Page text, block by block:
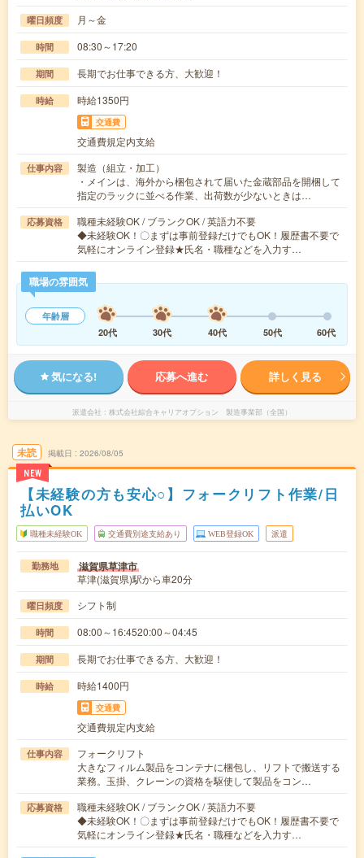
曜日頻度 月～金
時間 08:30～17:20
期間 長期でお仕事できる方、大歓迎！
時給 時給1350円
交通費
交通費規定内支給
仕事内容
製造（組立・加工）
・メインは、海外から梱包されて届いた金蔵部品を開梱して
指定のラックに並べる作業、出荷数が少ないときは…
応募資格
職種未経験OK / ブランクOK / 英語力不要
◆未経験OK！〇まずは事前登録だけでもOK！履歴書不要で
気軽にオンライン登録★氏名・職種などを入力す…
職場の雰囲気
年齢層
20代
30代 40代 50代 60代
気になる! 応募へ進む 詳しく見る
派遣会社 株式会社綜合キャリアオプション 製造事業部（全国）
未読
NEW
掲載日 2026/08/05
【未経験の方も安心○】フォークリフト作業/日
払いOK
職種未経験OK 交通費別途支給あり WEB登録OK 派遣
勤務地 滋賀県草津市
草津(滋賀県)駅から車20分
曜日頻度 シフト制
時間 08:00～16:4520:00～04:45
期間 長期でお仕事できる方、大歓迎！
時給 時給1400円
交通費
交通費規定内支給
仕事内容
フォークリフト
大きなフィルム製品をコンテナに梱包し、リフトで搬送する
業務。玉掛、クレーンの資格を駆使して製品をコン…
応募資格
職種未経験OK / ブランクOK / 英語力不要
◆未経験OK！〇まずは事前登録だけでもOK！履歴書不要で
気軽にオンライン登録★氏名・職種などを入力す…